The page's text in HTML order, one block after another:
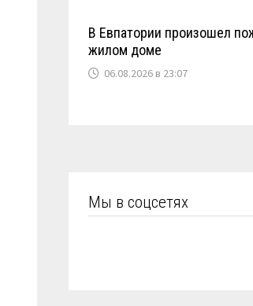
В Евпатории произошел
жилом доме
06.08.2026 в 23:07
Мы в соцсетях